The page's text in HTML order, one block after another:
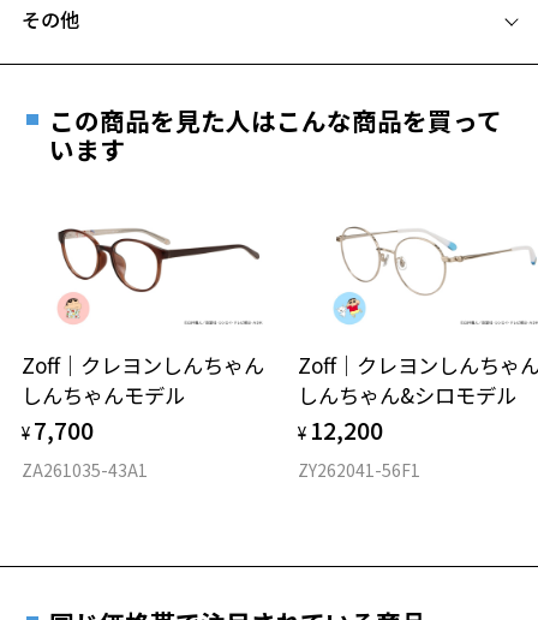
お持ちのZoffメガネサイズを確認するには？
仕上がり寸法
D 仕上がりの横幅：約138mm
17.9g
安心1 フレーム１年間品質保証
きます。
※保証期間内に交換が行われた場合、保証期間は初期の期間から
延長されません。
安心2 視力測定無料
視力の変化を早めに発見するために、定期的な視
力測定をおすすめいたします。
す。
その他
ご希望のお客さまは、「レンズ交換券」をお選びのうえ、
最寄りのZoff実店舗にてレンズをお買い求めください。
※サングラスやパッケージ品では「レンズ交換券」はお選び
談ください。
＜メガネの度数情報がわからない方へ＞
オンラインストアでフレームのみ購入して、
実店舗で度付きにできます
ご購入時に「レンズ交換券」をお選びいただくと、実店舗で
度数を測定のうえ、度付きレンズ（標準セットレンズ）へ無
お近くのZoff実店舗にて度数を測定いただけます（無料）。
この商品を見た人はこんな商品を買って
います
Zoff｜クレヨンしんちゃん
しんちゃんモデル
¥ 7,700
ZA261035-43A1
Zoff｜クレヨンしんち
しんちゃん&シロモデル
¥ 12,200
ZY262041-56F1